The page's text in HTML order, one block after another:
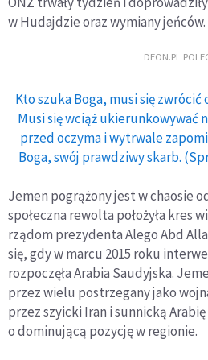
w Hudajdzie oraz wymiany jeńców.
DEON.PL
Kto szuka Boga, musi się
Musi się wciąż ukierunkowywać
przed oczyma i wytrwale
Boga, swój prawdziwy skarb.
Jemen pogrążony jest w chaosie
społeczna rewolta położyła
rządom prezydenta Alego Abd
się, gdy w marcu 2015 roku
rozpoczęła Arabia Saudyjska.
przez wielu postrzegany jako
przez szyicki Iran i sunnicką
o dominującą pozycję w regionie.